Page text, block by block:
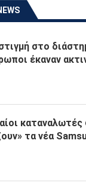
στο
έκαναν
καταναλωτές
τα νέα